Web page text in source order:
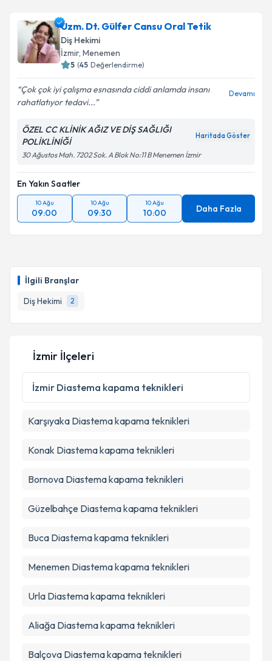
İlgili Branşlar
Diş Hekimi
2
Uzm. Dt. Gülfer Cansu Oral Tetik
Diş Hekimi
İzmir, Menemen
5 (45 Değerlendirme)
Çok çok iyi çalışma esnasında ciddi anlamda insanı
rahatlatıyor tedavi...
Devamı
ÖZEL CC KLİNİK AĞIZ VE DİŞ SAĞLIĞI
POLİKLİNİĞİ
Haritada Göster
30 Ağustos Mah. 7202 Sok. A Blok No:11 B Menemen İzmir
En Yakın Saatler
10 Ağu
09:00
10 Ağu
09:30
10 Ağu
10:00 Daha Fazla
İzmir İlçeleri
İzmir Diastema kapama teknikleri
Karşıyaka Diastema kapama teknikleri
Konak Diastema kapama teknikleri
Bornova Diastema kapama teknikleri
Güzelbahçe Diastema kapama teknikleri
Buca Diastema kapama teknikleri
Menemen Diastema kapama teknikleri
Urla Diastema kapama teknikleri
Aliağa Diastema kapama teknikleri
Balçova Diastema kapama teknikleri